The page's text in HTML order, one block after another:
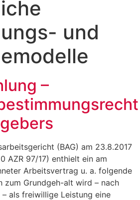
und
–
(BAG) am 23.8.2017
AZR 97/17) enthielt ein am
Arbeitsvertrag u. a. folgende
zum Grundgeh-alt wird – nach
als freiwillige Leistung eine